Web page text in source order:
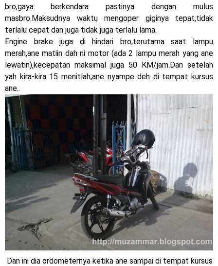
perdana di tim LCR Honda !
Ngabuburide Yamaha Wr 155 R, Para Bikers Menikmati
Indahnya Sore di Kota Medan
Impresi pertama Kawasaki Ninja ZX-4RR 2023 yang cuma
Event Customaxi & Yard Built 2023 Resmi Dimulai !
Kawasaki Indonesia resmi merilis KLE500 dan KLE500 SE
model year 2026 !
Yamaha Indonesia resmi merilis XMAX 250 model 2025
dengan fitur Electric Visor !
Jumat, 7 Agustus
bro,gaya berkendara pastinya dengan mulus
masbro.Maksudnya waktu mengoper giginya tepat,tidak
terlalu cepat dan juga tidak juga terlalu lama.
Engine brake juga di hindari bro,terutama saat lampu
merah,ane matiin dah ni motor (ada 2 lampu merah yang ane
lewatin),kecepatan maksimal juga 50 KM/jam.Dan setelah
yah kira-kira 15 menitlah,ane nyampe deh di tempat kursus
ane..
Dan ini dia ordometernya ketika ane sampai di tempat kursus